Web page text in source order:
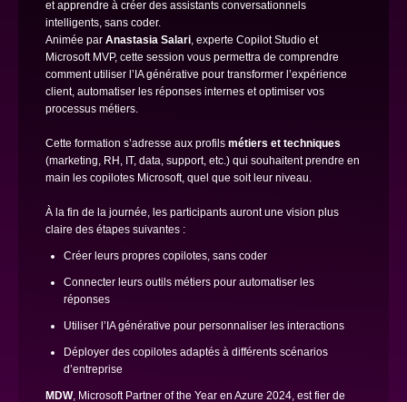
et apprendre à créer des assistants conversationnels
intelligents, sans coder.
Animée par Anastasia Salari, experte Copilot Studio et
Microsoft MVP, cette session vous permettra de comprendre
comment utiliser l’IA générative pour transformer l’expérience
client, automatiser les réponses internes et optimiser vos
processus métiers.
Cette formation s’adresse aux profils métiers et techniques
(marketing, RH, IT, data, support, etc.) qui souhaitent prendre en
main les copilotes Microsoft, quel que soit leur niveau.
À la fin de la journée, les participants auront une vision plus
claire des étapes suivantes :
Créer leurs propres copilotes, sans coder
Connecter leurs outils métiers pour automatiser les
réponses
Utiliser l’IA générative pour personnaliser les interactions
Déployer des copilotes adaptés à différents scénarios
d’entreprise
MDW, Microsoft Partner of the Year en Azure 2024, est fier de